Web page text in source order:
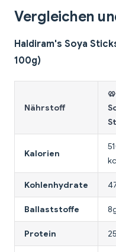
Vergleichen
Haldiram's Soya
100g)
Nährstoff
🥨
Kalorien
Kohlenhydrate
Ballaststoffe
Protein